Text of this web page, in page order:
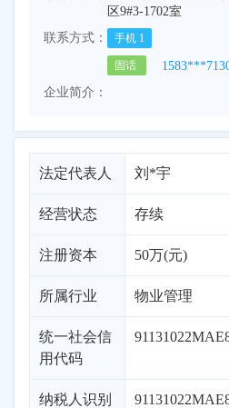
区9#3-1702室
联系方式：
手机 1
固话
企业简介：
法定代表人 刘*宇
经营状态 存续
注册资本 50万(元)
所属行业 物业管理
统一社会信
用代码
纳税人识别